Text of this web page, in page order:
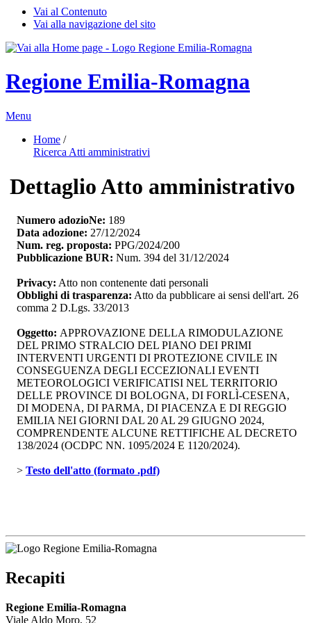
Vai al Contenuto
Vai alla navigazione del sito
Regione Emilia-Romagna
Menu
Home /
Ricerca Atti amministrativi
Dettaglio Atto amministrativo
Numero adozioNe: 189
Data adozione: 27/12/2024
Num. reg. proposta: PPG/2024/200
Pubblicazione BUR: Num. 394 del 31/12/2024
Privacy: Atto non contenente dati personali
Obblighi di trasparenza: Atto da pubblicare ai sensi dell'art. 26
comma 2 D.Lgs. 33/2013
Oggetto: APPROVAZIONE DELLA RIMODULAZIONE
DEL PRIMO STRALCIO DEL PIANO DEI PRIMI
INTERVENTI URGENTI DI PROTEZIONE CIVILE IN
CONSEGUENZA DEGLI ECCEZIONALI EVENTI
METEOROLOGICI VERIFICATISI NEL TERRITORIO
DELLE PROVINCE DI BOLOGNA, DI FORLÌ-CESENA,
DI MODENA, DI PARMA, DI PIACENZA E DI REGGIO
EMILIA NEI GIORNI DAL 20 AL 29 GIUGNO 2024,
COMPRENDENTE ALCUNE RETTIFICHE AL DECRETO
138/2024 (OCDPC NN. 1095/2024 E 1120/2024).
> Testo dell'atto (formato .pdf)
Recapiti
Regione Emilia-Romagna
Viale Aldo Moro, 52